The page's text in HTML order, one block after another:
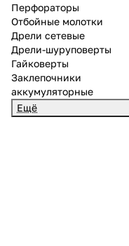
Перфораторы
Отбойные молотки
Дрели сетевые
Дрели-шуруповерты
Гайковерты
Заклепочники
аккумуляторные
Ещё